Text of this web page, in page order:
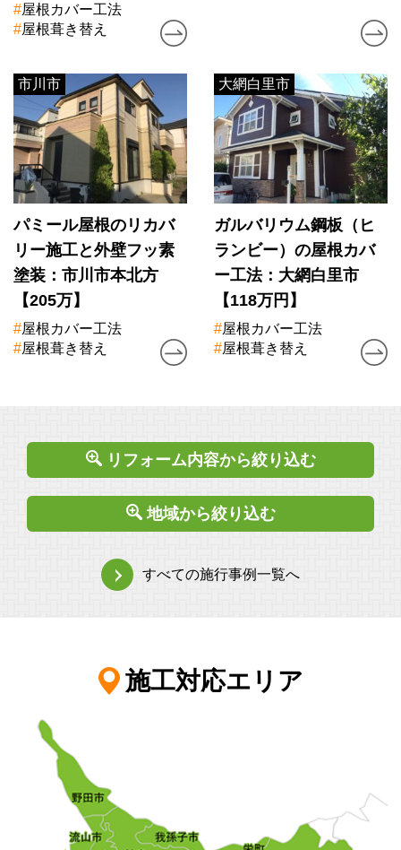
#屋根カバー工法
#屋根葺き替え
市川市
パミール屋根のリカバ
リー施工と外壁フッ素
塗装：市川市本北方
【205万】
#屋根カバー工法
#屋根葺き替え
大網白里市
ガルバリウム鋼板（ヒ
ランビー）の屋根カバ
ー工法：大網白里市
【118万円】
#屋根カバー工法
#屋根葺き替え
リフォーム内容から絞り込む
地域から絞り込む
すべての施行事例一覧へ
施工対応エリア